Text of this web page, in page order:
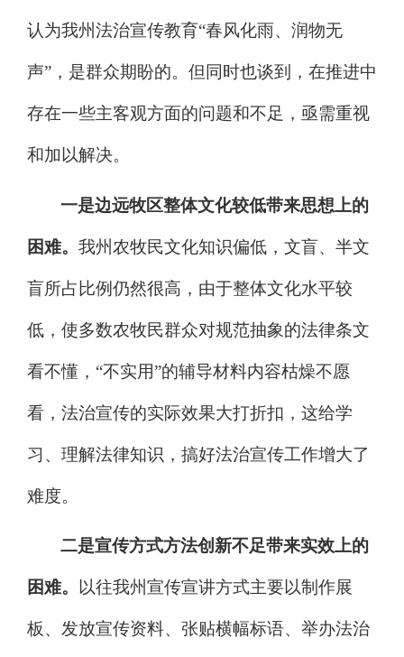
认为我州法治宣传教育“春风化雨、润物无
声” ， 是群众期盼的。 但 同时也谈到，在推进中
存在一些主客观方面的问题和不足，亟需重视
和加以解决。
一是边远牧区整体文化较低带来思想上的
困难。 我州农牧民文化知识偏低，文盲、半文
盲所占比例仍然很高，由于整体文化水平较
低，使多数农牧民群众对规范抽象的法律条文
看不懂， “不实用”的辅导材料内容枯燥不愿
看，法治宣传的实际效果大打折扣，这给学
习、理解法律知识，搞好法治宣传工作增大了
难度。
二是宣传方式方法创新不足带来实效上的
困难。 以往我州宣传宣讲方式主要以制作展
板、发放宣传资料、张贴横幅标语、举办法治